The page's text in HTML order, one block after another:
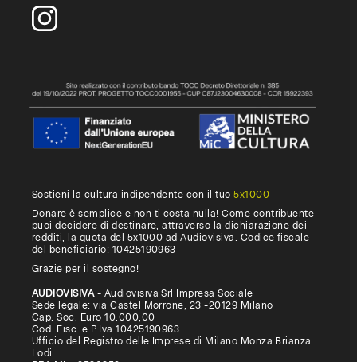
Sostieni la cultura indipendente con il tuo5x1000
Donare è semplice e non ti costa nulla! Come contribuente
puoi decidere di destinare, attraverso la dichiarazione dei
redditi, la quota del 5x1000 ad Audiovisiva. Codice fiscale
del beneficiario: 10425190963
Grazie per il sostegno!
AUDIOVISIVA- Audiovisiva Srl Impresa Sociale
Sede legale: via Castel Morrone, 23 -20129 Milano
Cap. Soc. Euro 10.000,00
Cod. Fisc. e P.Iva 10425190963
Ufficio del Registro delle Imprese di Milano Monza Brianza
Lodi